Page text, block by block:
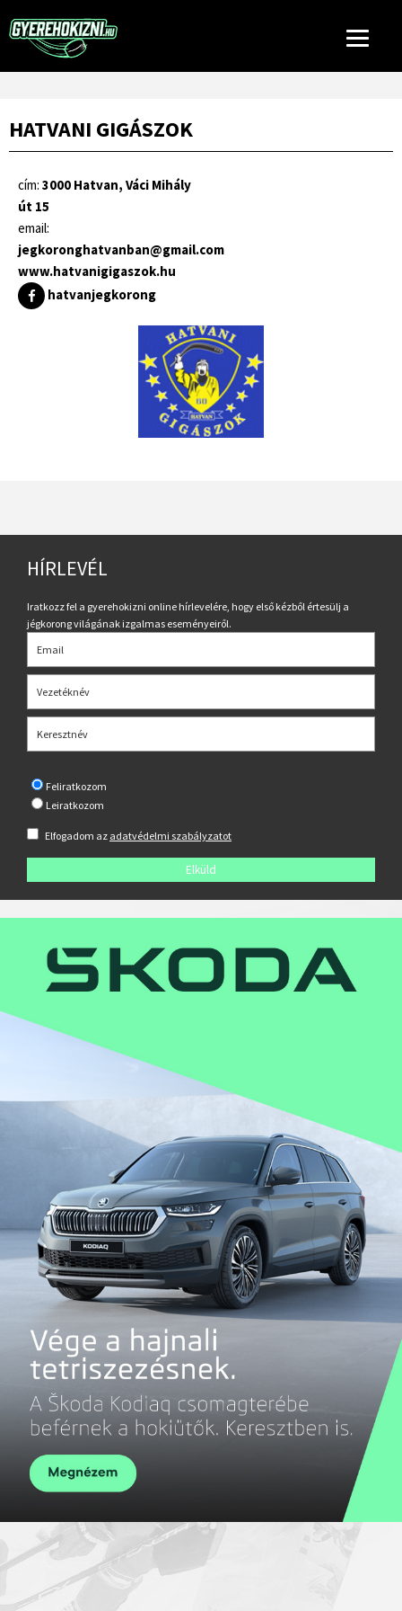
HATVANI GIGÁSZOK
cím: 3000 Hatvan, Váci Mihály
út 15
email:
jegkoronghatvanban@gmail.com
www.hatvanigigaszok.hu
hatvanjegkorong
HÍRLEVÉL
Iratkozz fel a gyerehokizni online hírlevelére, hogy első kézből értesülj a
jégkorong világának izgalmas eseményeiről.
Feliratkozom
Leiratkozom
Elfogadom az adatvédelmi szabályzatot